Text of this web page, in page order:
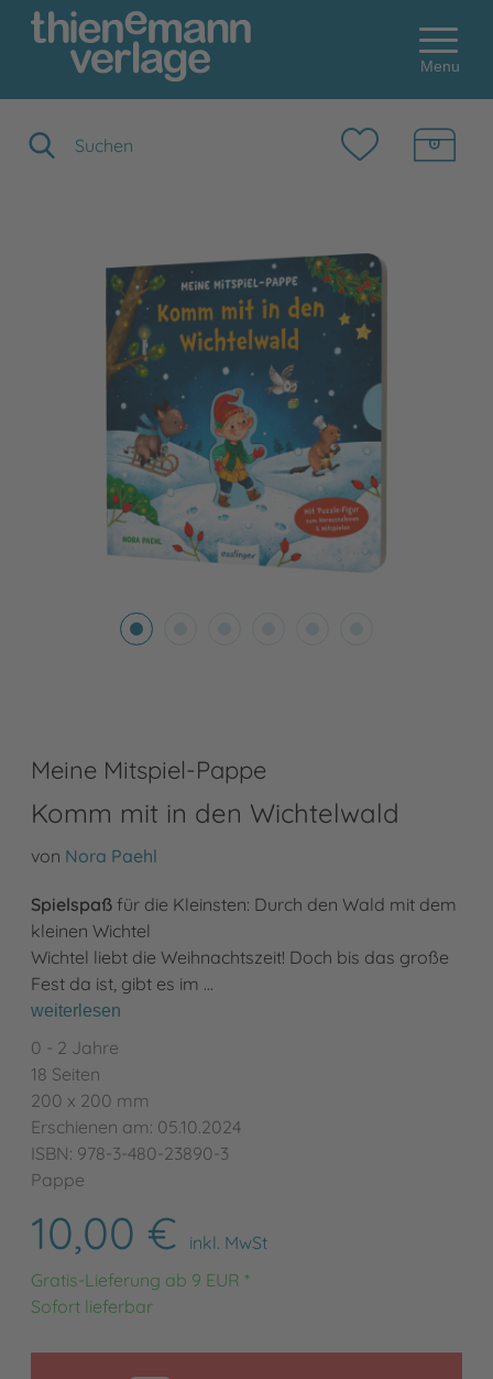
Menu
Meine Mitspiel-Pappe
Komm mit in den Wichtelwald
von Nora Paehl
Spielspaß für die Kleinsten: Durch den Wald mit dem
kleinen Wichtel
Wichtel liebt die Weihnachtszeit! Doch bis das große
Fest da ist, gibt es im …
weiterlesen
0 - 2 Jahre
18 Seiten
200 x 200 mm
Erschienen am: 05.10.2024
ISBN: 978-3-480-23890-3
Pappe
10,00 €
inkl. MwSt
Gratis-Lieferung ab 9 EUR *
Sofort lieferbar